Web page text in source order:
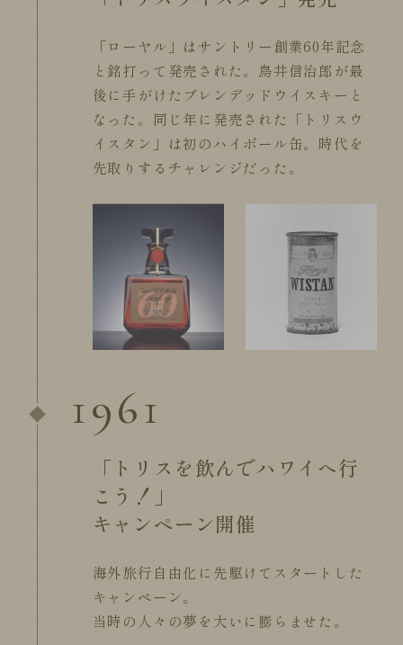
「ローヤル」はサントリー創業60年記念
と銘打って発売された。鳥井信治郎が最
後に手がけたブレンデッドウイスキーと
なった。同じ年に発売された「トリスウ
イスタン」は初のハイボール缶。時代を
先取りするチャレンジだった。
1961
「トリスを飲んでハワイへ行
こう！」
キャンペーン開催
海外旅行自由化に先駆けてスタートした
キャンペーン。
当時の人々の夢を大いに膨らませた。